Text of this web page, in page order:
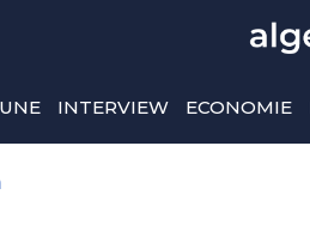
INTERVIEW ECONOMIE